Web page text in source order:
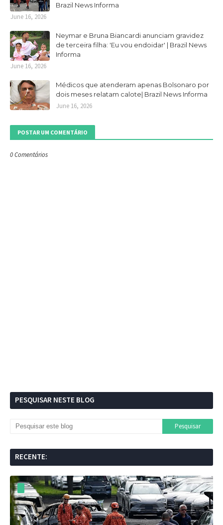
Brazil News Informa
June 16, 2026
Neymar e Bruna Biancardi anunciam gravidez
de terceira filha: 'Eu vou endoidar' | Brazil News
Informa
June 16, 2026
Médicos que atenderam apenas Bolsonaro por
dois meses relatam calote| Brazil News Informa
June 16, 2026
POSTAR UM COMENTÁRIO
0 Comentários
PESQUISAR NESTE BLOG
RECENTE: